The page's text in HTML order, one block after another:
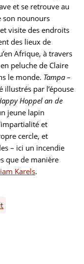
et se retrouve au
son nounours
visite des endroits
des lieux de
Afrique, à travers
peluche de Claire
le monde. Tampa –
illustrés par l’épouse
Hoppel an de
jeune lapin
et
cercle, et
– ici un incendie
que de manière
Karels.